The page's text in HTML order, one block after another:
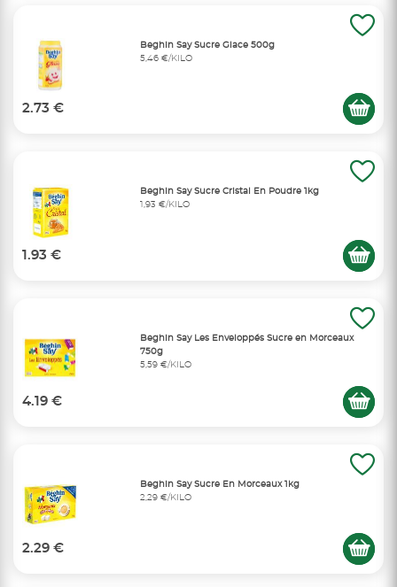
Beghin Say Sucre Glace 500g
5,46 €/KILO
2.73 €
Beghin Say Sucre Cristal En Poudre 1kg
1,93 €/KILO
1.93 €
Beghin Say Les Enveloppés Sucre en Morceaux
750g
5,59 €/KILO
4.19 €
Beghin Say Sucre En Morceaux 1kg
2,29 €/KILO
2.29 €